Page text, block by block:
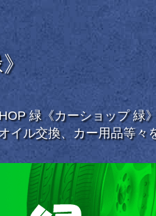
緑《カーショップ 緑
ル交換、カー用品等々